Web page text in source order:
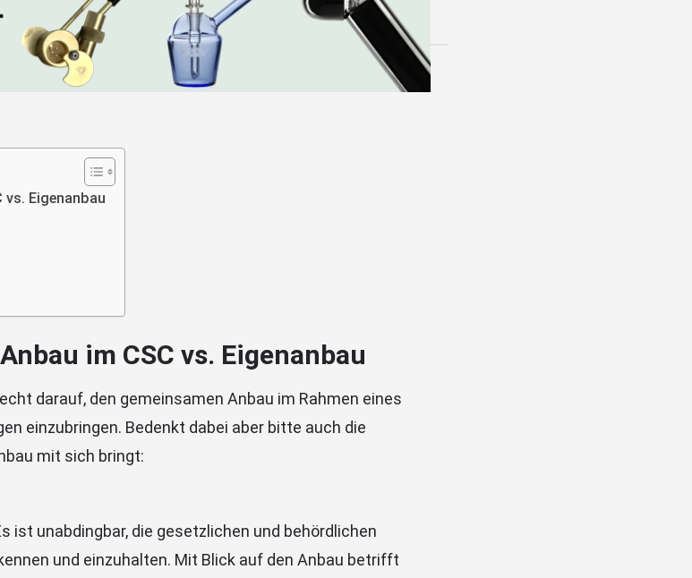
Eigenanbau
im CSC vs. Eigenanbau
darauf, den gemeinsamen Anbau im Rahmen eines
einzubringen. Bedenkt dabei aber bitte auch die
mit sich bringt:
ist unabdingbar, die gesetzlichen und behördlichen
und einzuhalten. Mit Blick auf den Anbau betrifft